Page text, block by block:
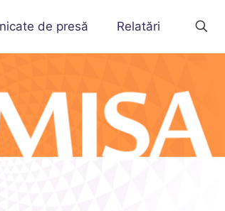
de presă Relatări